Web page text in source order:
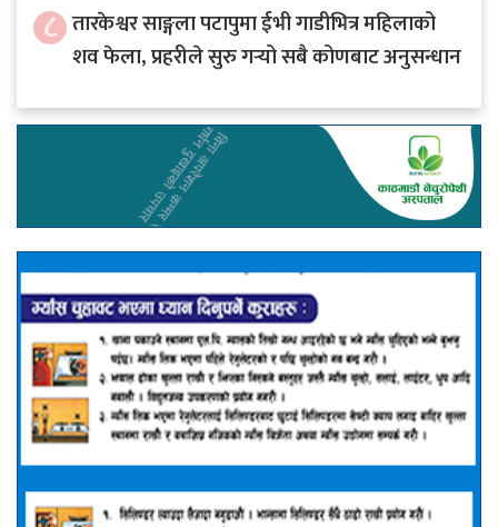
८ तारकेश्वर साङ्गला पटापुमा ईभी गाडीभित्र महिलाको
शव फेला, प्रहरीले सुरु गर्‍यो सबै कोणबाट अनुसन्धान